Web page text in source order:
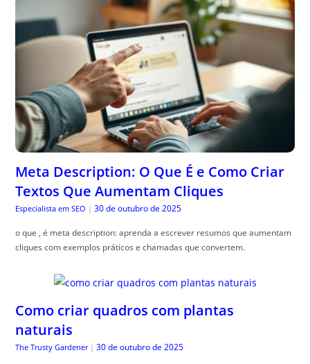
Meta Description: O Que É e Como Criar
Textos Que Aumentam Cliques
Especialista em SEO | 30 de outubro de 2025
o que , é meta description: aprenda a escrever resumos que aumentam
cliques com exemplos práticos e chamadas que convertem.
Como criar quadros com plantas
naturais
The Trusty Gardener | 30 de outubro de 2025